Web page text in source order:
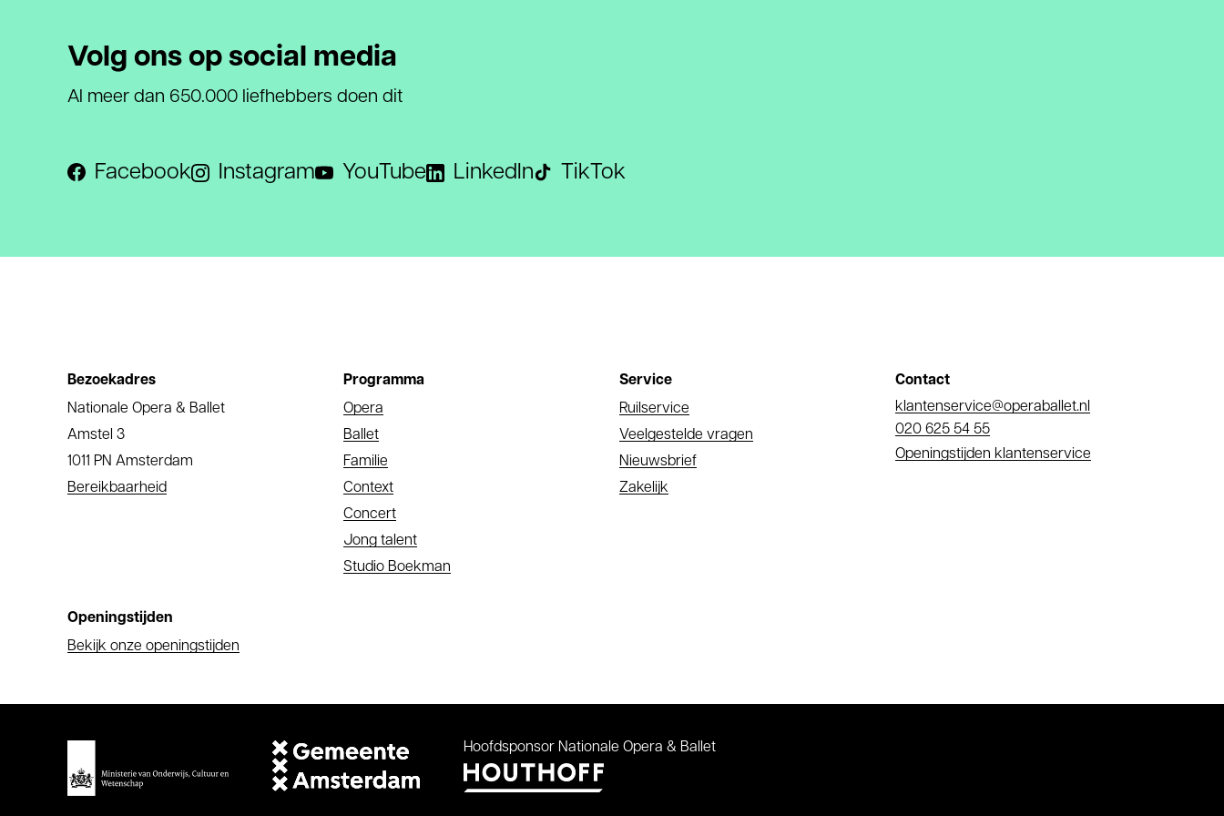
Volg ons op social media
Al meer dan 650.000 liefhebbers doen dit
Facebook Instagram YouTube LinkedIn TikTok
Bezoekadres
Nationale Opera & Ballet
Amstel 3
1011 PN Amsterdam
Bereikbaarheid
Openingstijden
Bekijk onze openingstijden
Programma
Opera
Ballet
Familie
Context
Concert
Jong talent
Studio Boekman
Service
Ruilservice
Veelgestelde vragen
Nieuwsbrief
Zakelijk
Contact
E-
mail
klantenservice@operaballet.nl
Telefoonnummer
020 625 54 55
Openingstijden klantenservice
HoofdsponsorNationale Opera & Ballet